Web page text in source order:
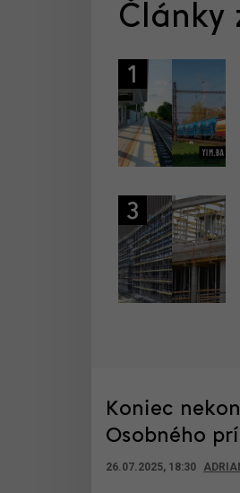
Články
1
3
Koniec
Osobného
26.07.2025, 18:30